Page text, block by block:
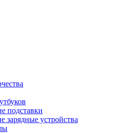
подставки
зарядные устройства